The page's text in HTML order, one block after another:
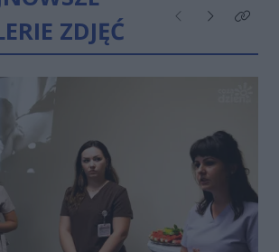
ZDJĘĆ
Poprzednie
NastępneKliknij